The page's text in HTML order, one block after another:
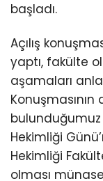
başladı.
Açılış
yaptı, fakülte
aşamaları
bulunduğumuz
Hekimliği
Hekimliği
olması